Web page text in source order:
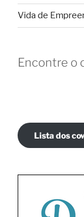
Vida de
Encontre o
Lista dos